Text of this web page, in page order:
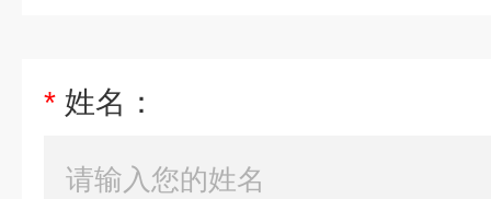
* 姓名：